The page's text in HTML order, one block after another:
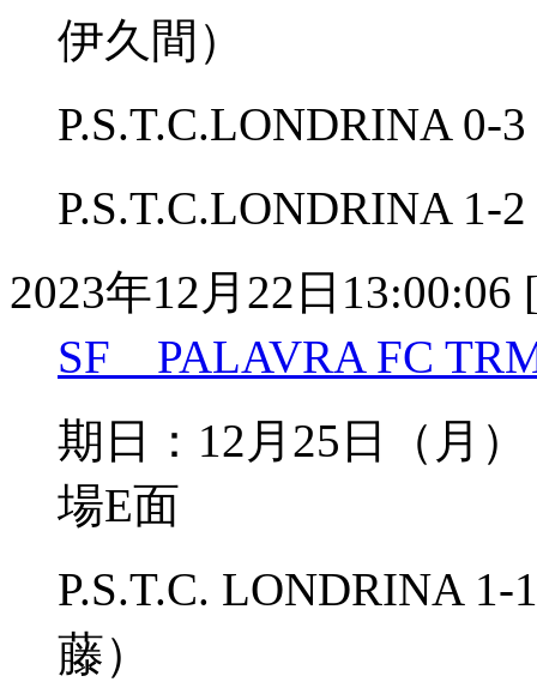
伊久間）
P.S.T.C.LONDRINA
P.S.T.C.LONDRINA 1-
2023年12月22日13:00:06
SF PALAVRA FC
期日：12月25日（
場E面
P.S.T.C. LONDRINA
藤）